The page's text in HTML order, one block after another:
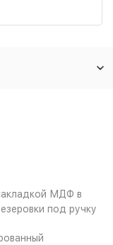
МДФ в
под ручку